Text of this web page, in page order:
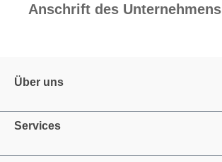
Anschrift des Unternehmens
Über uns
Services